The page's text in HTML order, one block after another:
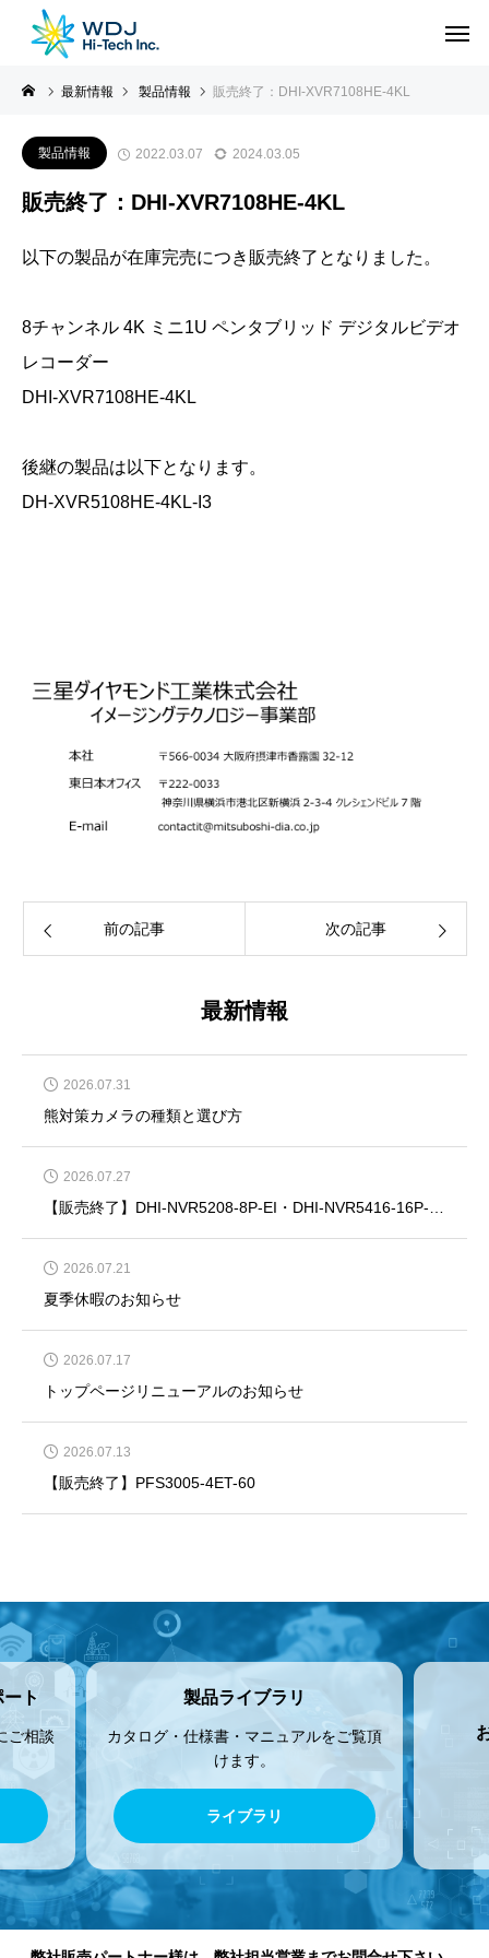
最新情報 製品情報 販売終了：DHI-XVR7108HE-4KL
製品情報 2022.03.07 2024.03.05
販売終了：DHI-XVR7108HE-4KL
以下の製品が在庫完売につき販売終了となりました。
8チャンネル 4K ミニ1U ペンタブリッド デジタルビデオ
レコーダー
DHI-XVR7108HE-4KL
後継の製品は以下となります。
DH-XVR5108HE-4KL-I3
前の記事 次の記事
最新情報
2026.07.31
熊対策カメラの種類と選び方
2026.07.27
2026.07.21
夏季休暇のお知らせ
2026.07.17
トップページリニューアルのお知らせ
2026.07.13
【販売終了】PFS3005-4ET-60
ト
ご相談
製品ライブラリ
カタログ・仕様書・マニュアルをご覧頂
けます。
ライブラリ